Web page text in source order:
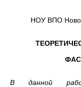
НОУ ВПО
В данной